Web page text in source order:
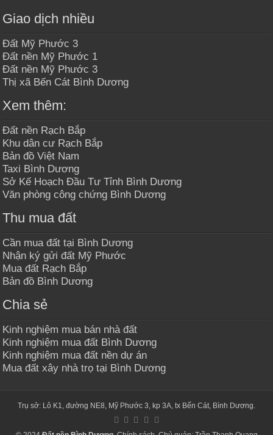
Giao dịch nhiều
Đất Mỹ Phước 3
Đất nền Mỹ Phước 1
Đất nền Mỹ Phước 3
Thị xã Bến Cát Bình Dương
Xem thêm:
Đất nền Rạch Bắp
Khu dân cư Rạch Bắp
Bản đồ Việt Nam
Taxi Bình Dương
Sở Kế Hoạch Đầu Tư Tỉnh Bình Dương
Văn phòng công chứng Bình Dương
Thu mua đất
Cần mua đất tại Bình Dương
Nhận ký gửi đất Mỹ Phước
Mua đất Rạch Bắp
Bản đồ Bình Dương
Chia sẻ
Kinh nghiệm mua bán nhà đất
Kinh nghiệm mua đất Bình Dương
Kinh nghiệm mua đất nền dự án
Mua đất xây nhà trọ tại Bình Dương
Trụ sở: Lô K1, đường NE8, Mỹ Phước 3, kp 3A, tx Bến Cát, Bình Dương.